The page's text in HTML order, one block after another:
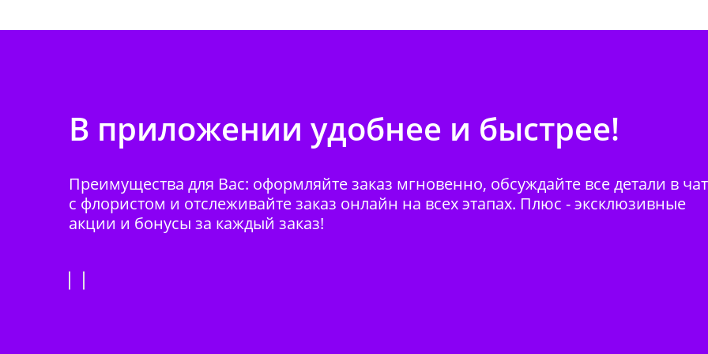
В приложении удобнее и быстрее!
Преимущества для Вас: оформляйте заказ мгновенно, обсуждайте все детали в
с флористом и отслеживайте заказ онлайн на всех этапах. Плюс - эксклюзивные
акции и бонусы за каждый заказ!